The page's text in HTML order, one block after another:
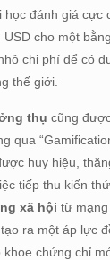
đánh giá cực
cho một
chi phí để có
thế giới.
thụ cũng
qua
huy hiệu,
tiếp thu kiến
xã hội từ
ra một áp lực
khoe chứng chỉ